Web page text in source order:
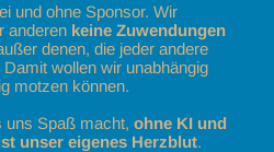
und ohne Sponsor. Wir
anderen keine Zuwendungen
denen, die jeder andere
wollen wir unabhängig
motzen können.
uns Spaß macht, ohne KI und
unser eigenes Herzblut.